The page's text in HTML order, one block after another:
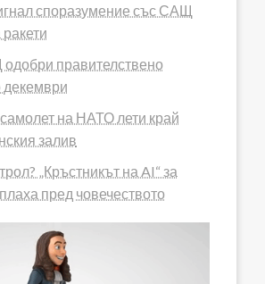
споразумение със САЩ
правителствено
на НАТО лети край
залив
„Кръстникът на AI“ за
пред човечеството